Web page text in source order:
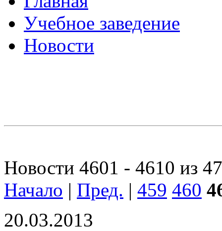
Учебное заведение
Новости
Новости 4601 - 4610 из
Начало | Пред. | 459 460
20.03.2013